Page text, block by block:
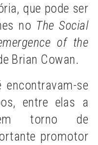
que pode ser
no The Social
of the
Brian Cowan.
se
entre elas a
torno de
promotor